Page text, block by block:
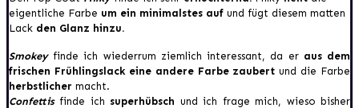
eigentliche Farbe um ein minimalstes auf und fügt diesem matten
Lack den Glanz hinzu.
Smokeyfinde ich wiederrum ziemlich interessant, da er aus dem
frischen Frühlingslackeine andereFarbe zaubertund die Farbe
herbstlicher macht.
Confettisfinde ich superhübsch und ich frage mich, wieso bisher